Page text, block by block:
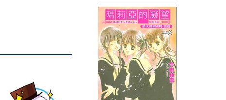
小說 染江山(下)
NT$240 90折 NT$216 (USD7.17)